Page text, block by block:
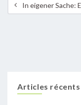
In eigener Sache: Ein Neustart für das Klima-Bündnis in Luxemburg – die Klima-
Articles récents